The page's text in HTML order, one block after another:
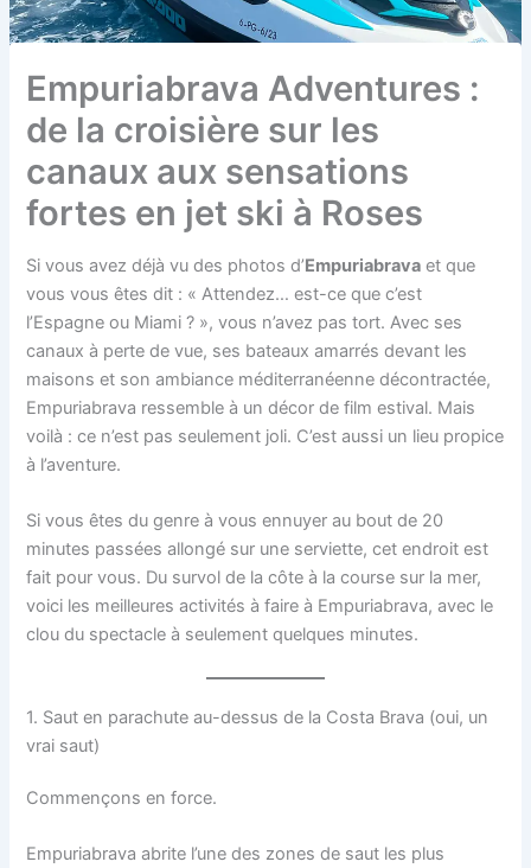
Empuriabrava Adventures :
de la croisière sur les
canaux aux sensations
fortes en jet ski à Roses
Si vous avez déjà vu des photos d’Empuriabrava et que
vous vous êtes dit : « Attendez… est-ce que c’est
l’Espagne ou Miami ? », vous n’avez pas tort. Avec ses
canaux à perte de vue, ses bateaux amarrés devant les
maisons et son ambiance méditerranéenne décontractée,
Empuriabrava ressemble à un décor de film estival. Mais
voilà : ce n’est pas seulement joli. C’est aussi un lieu propice
à l’aventure.
Si vous êtes du genre à vous ennuyer au bout de 20
minutes passées allongé sur une serviette, cet endroit est
fait pour vous. Du survol de la côte à la course sur la mer,
voici les meilleures activités à faire à Empuriabrava, avec le
clou du spectacle à seulement quelques minutes.
1. Saut en parachute au-dessus de la Costa Brava (oui, un
vrai saut)
Commençons en force.
Empuriabrava abrite l’une des zones de saut les plus